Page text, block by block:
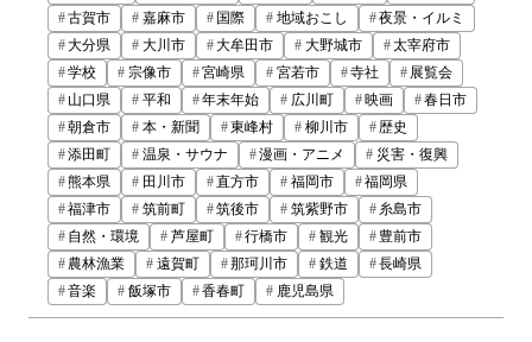
古賀市
嘉麻市 国際 地域おこし
夜景・イルミ
大分県
大川市 大牟田市 大野城市
太宰府市
学校
宗像市 宮崎県 宮若市 寺社
展覧会
山口県
平和 年末年始 広川町 映画
春日市
朝倉市
本・新聞 東峰村 柳川市
歴史
添田町
温泉・サウナ 漫画・アニメ
災害・復興
熊本県
田川市 直方市 福岡市
福岡県
福津市
筑前町 筑後市 筑紫野市
糸島市
自然・環境
芦屋町 行橋市 観光
豊前市
農林漁業
遠賀町 那珂川市 鉄道
長崎県
音楽
飯塚市 香春町 鹿児島県